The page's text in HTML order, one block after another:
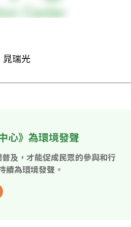
晁瑞光
心》為環境發聲
及，才能促成民眾的參與和行
續為環境發聲。